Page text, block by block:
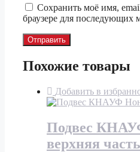
Сохранить моё имя,
браузере для последующих
Похожие товары
Добавить в
Подвес
верхняя